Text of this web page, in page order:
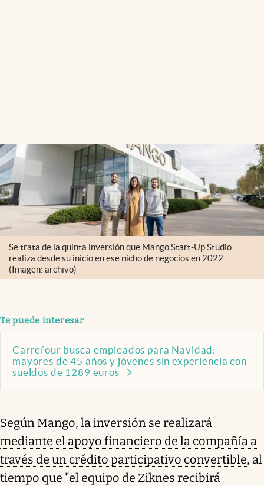
Se trata de la quinta inversión que Mango Start-Up Studio
realiza desde su inicio en ese nicho de negocios en 2022.
(Imagen: archivo)
Te puede interesar
Carrefour busca empleados para Navidad:
mayores de 45 años y jóvenes sin experiencia con
sueldos de 1289 euros
Según Mango, la inversión se realizará
mediante el apoyo financiero de la compañía a
través de un crédito participativo convertible, al
tiempo que "el equipo de Ziknes recibirá